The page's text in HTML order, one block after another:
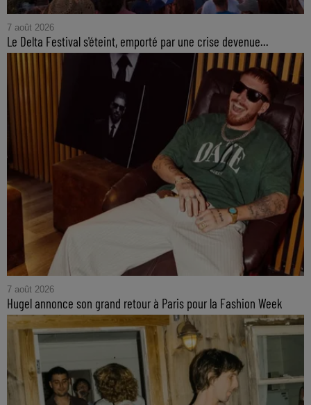
7 août 2026
Le Delta Festival s'éteint, emporté par une crise devenue...
7 août 2026
Hugel annonce son grand retour à Paris pour la Fashion Week